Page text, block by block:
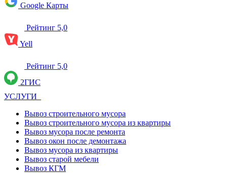
Google Карты
Рейтинг 5,0
Yell
Рейтинг 5,0
2ГИС
УСЛУГИ
Вывоз строительного мусора
Вывоз строительного мусора из квартиры
Вывоз мусора после ремонта
Вывоз окон после демонтажа
Вывоз мусора из квартиры
Вывоз старой мебели
Вывоз КГМ